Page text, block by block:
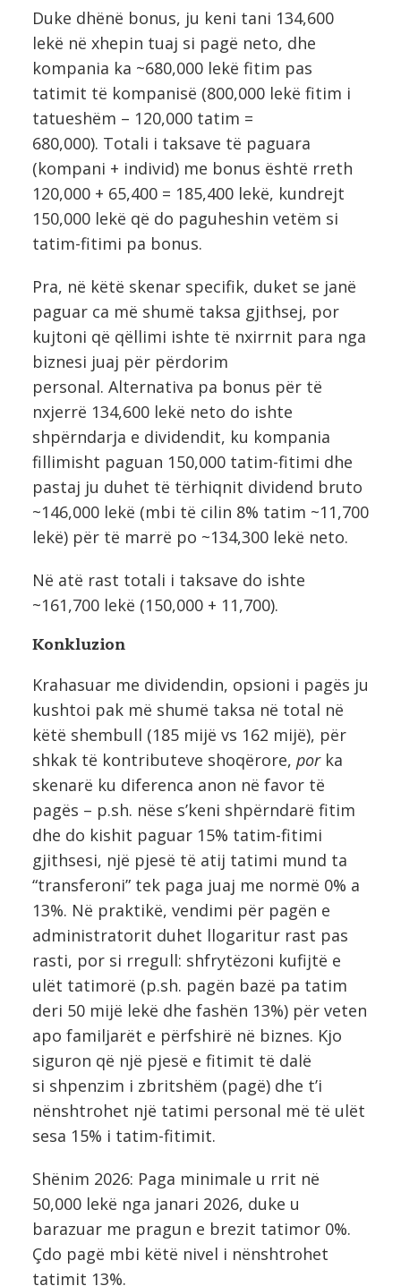
Duke dhënë bonus, ju keni tani 134,600
lekë në xhepin tuaj si pagë neto, dhe
kompania ka ~680,000 lekë fitim pas
tatimit të kompanisë (800,000 lekë fitim i
tatueshëm – 120,000 tatim =
680,000). Totali i taksave të paguara
(kompani + individ) me bonus është rreth
120,000 + 65,400 = 185,400 lekë, kundrejt
150,000 lekë që do paguheshin vetëm si
tatim-fitimi pa bonus.
Pra, në këtë skenar specifik, duket se janë
paguar ca më shumë taksa gjithsej, por
kujtoni që qëllimi ishte të nxirrnit para nga
biznesi juaj për përdorim
personal. Alternativa pa bonus për të
nxjerrë 134,600 lekë neto do ishte
shpërndarja e dividendit, ku kompania
fillimisht paguan 150,000 tatim-fitimi dhe
pastaj ju duhet të tërhiqnit dividend bruto
~146,000 lekë (mbi të cilin 8% tatim ~11,700
lekë) për të marrë po ~134,300 lekë neto.
Në atë rast totali i taksave do ishte
~161,700 lekë (150,000 + 11,700).
Konkluzion
Krahasuar me dividendin, opsioni i pagës ju
kushtoi pak më shumë taksa në total në
këtë shembull (185 mijë vs 162 mijë), për
shkak të kontributeve shoqërore, porka
skenarë ku diferenca anon në favor të
pagës – p.sh. nëse s’keni shpërndarë fitim
dhe do kishit paguar 15% tatim-fitimi
gjithsesi, një pjesë të atij tatimi mund ta
“transferoni” tek paga juaj me normë 0% a
13%. Në praktikë, vendimi për pagën e
administratorit duhet llogaritur rast pas
rasti, por si rregull: shfrytëzoni kufijtë e
ulët tatimorë (p.sh. pagën bazë pa tatim
deri 50 mijë lekë dhe fashën 13%) për veten
apo familjarët e përfshirë në biznes. Kjo
siguron që një pjesë e fitimit të dalë
si shpenzim i zbritshëm (pagë) dhe t’i
nënshtrohet një tatimi personal më të ulët
sesa 15% i tatim-fitimit.
Shënim 2026: Paga minimale u rrit në
50,000 lekë nga janari 2026, duke u
barazuar me pragun e brezit tatimor 0%.
Çdo pagë mbi këtë nivel i nënshtrohet
tatimit 13%.